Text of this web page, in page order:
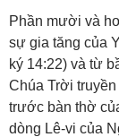
Phần mười và
sự gia tăng của
ký 14:22) và từ
Chúa Trời
trước bàn thờ
dòng Lê-vi của